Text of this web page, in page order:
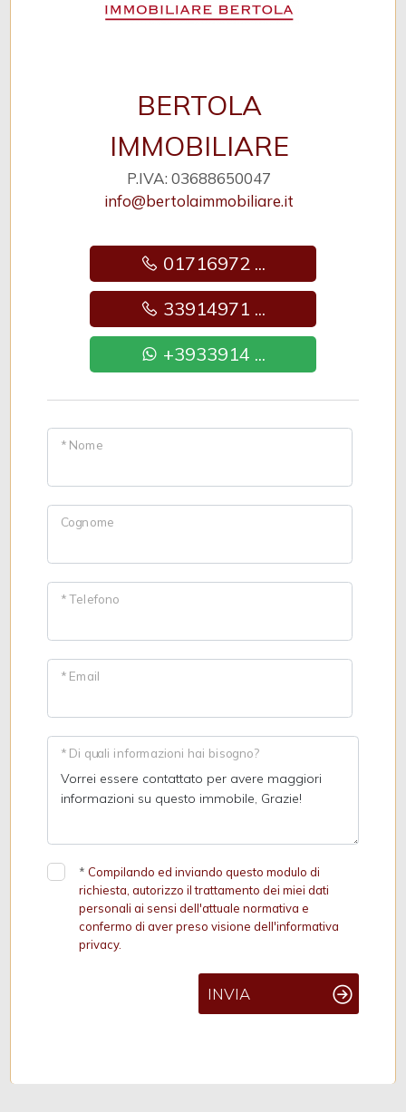
BERTOLA
IMMOBILIARE
P.IVA: 03688650047
info@bertolaimmobiliare.it
01716972 ...
33914971 ...
+3933914 ...
* Nome
Cognome
* Telefono
* Email
* Di quali informazioni hai bisogno?
* Compilando ed inviando questo modulo di
richiesta, autorizzo il trattamento dei miei dati
personali ai sensi dell'attuale normativa e
confermo di aver preso visione dell'informativa
privacy.
INVIA